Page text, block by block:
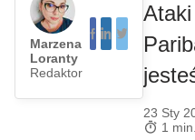
Marzena
Loranty
Redaktor
23 Sty
1